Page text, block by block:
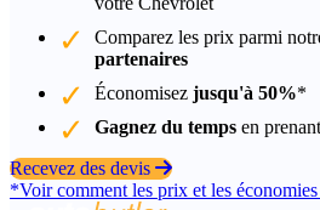
Comparez les prix parmi
partenaires
Économisez jusqu'à 50%*
Gagnez du temps en
Recevez des devis
*Voir comment les prix et les